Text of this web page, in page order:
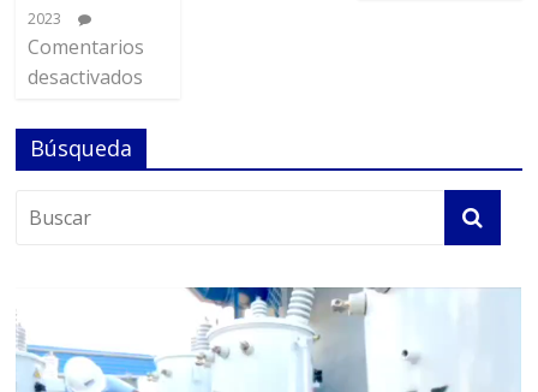
2023
Comentarios
desactivados
Búsqueda